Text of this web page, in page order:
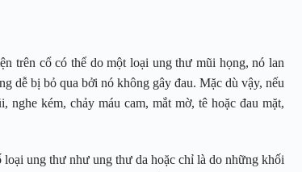
trên cổ có thể do một loại ung thư mũi họng, nó lan
dễ bị bỏ qua bởi nó không gây đau. Mặc dù vậy, nếu
kém, chảy máu cam, mắt mờ, tê hoặc đau mặt,
ung thư như ung thư da hoặc chỉ là do những khối